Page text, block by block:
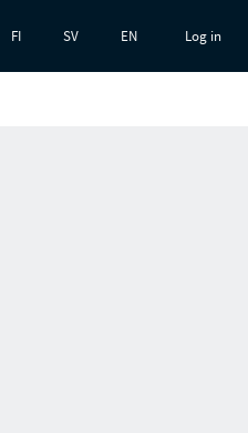
FI SV EN Log in